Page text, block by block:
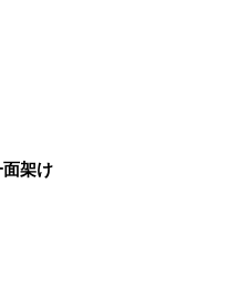
架け